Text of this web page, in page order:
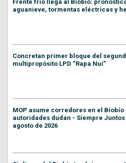
Frente frío llega al Biobío:
aguanieve, tormentas eléctricas y
Concretan primer bloque del
multipropósito LPD “Rapa Nui”
MOP asume corredores en el Biobío
autoridades dudan - Siempre Juntos
agosto de 2026